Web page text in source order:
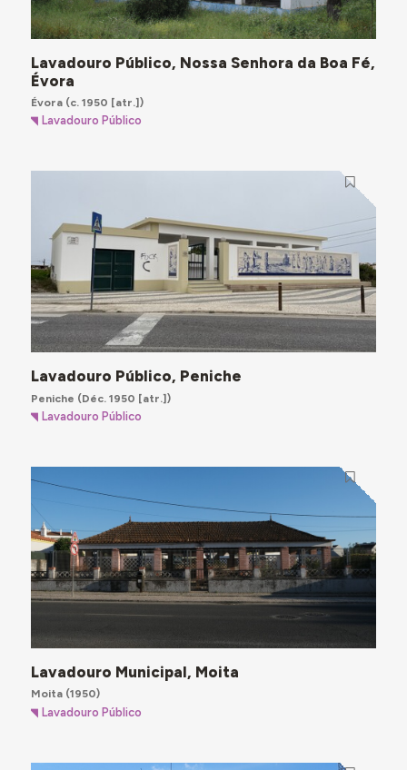
Lavadouro Público, Nossa Senhora da Boa Fé,
Évora
Évora(c. 1950 [atr.])
Lavadouro Público
Lavadouro Público, Peniche
Peniche (Déc. 1950 [atr.])
Lavadouro Público
Lavadouro Municipal, Moita
Moita(1950)
Lavadouro Público